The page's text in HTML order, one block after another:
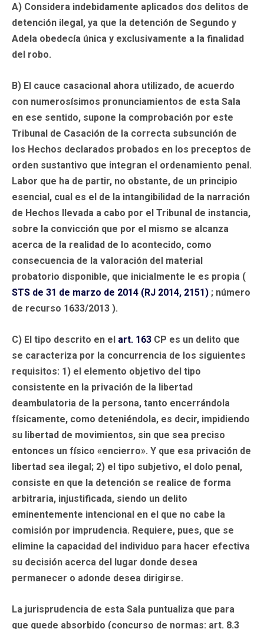
A) Considera indebidamente aplicados dos delitos de
detención ilegal, ya que la detención de Segundo y
Adela obedecía única y exclusivamente a la finalidad
del robo.
B) El cauce casacional ahora utilizado, de acuerdo
con numerosísimos pronunciamientos de esta Sala
en ese sentido, supone la comprobación por este
Tribunal de Casación de la correcta subsunción de
los Hechos declarados probados en los preceptos de
orden sustantivo que integran el ordenamiento penal.
Labor que ha de partir, no obstante, de un principio
esencial, cual es el de la intangibilidad de la narración
de Hechos llevada a cabo por el Tribunal de instancia,
sobre la convicción que por el mismo se alcanza
acerca de la realidad de lo acontecido, como
consecuencia de la valoración del material
probatorio disponible, que inicialmente le es propia (
STS de 31 de marzo de 2014 (RJ 2014, 2151) ; número
de recurso 1633/2013 ).
C) El tipo descrito en el art. 163 CP es un delito que
se caracteriza por la concurrencia de los siguientes
requisitos: 1) el elemento objetivo del tipo
consistente en la privación de la libertad
deambulatoria de la persona, tanto encerrándola
físicamente, como deteniéndola, es decir, impidiendo
su libertad de movimientos, sin que sea preciso
entonces un físico «encierro». Y que esa privación de
libertad sea ilegal; 2) el tipo subjetivo, el dolo penal,
consiste en que la detención se realice de forma
arbitraria, injustificada, siendo un delito
eminentemente intencional en el que no cabe la
comisión por imprudencia. Requiere, pues, que se
elimine la capacidad del individuo para hacer efectiva
su decisión acerca del lugar donde desea
permanecer o adonde desea dirigirse.
La jurisprudencia de esta Sala puntualiza que para
que quede absorbido (concurso de normas: art. 8.3